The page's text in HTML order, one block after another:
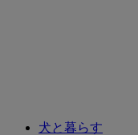
犬と暮らす